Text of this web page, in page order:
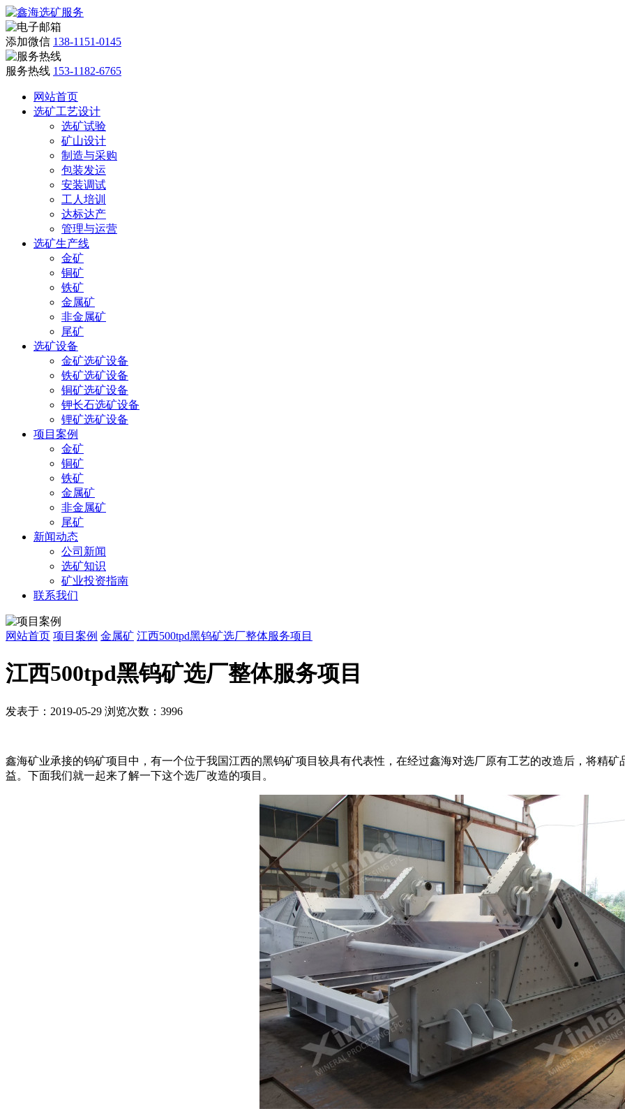
添加微信 138-1151-0145
服务热线 153-1182-6765
网站首页
选矿工艺设计
选矿试验
矿山设计
制造与采购
包装发运
安装调试
工人培训
达标达产
管理与运营
选矿生产线
金矿
铜矿
铁矿
金属矿
非金属矿
尾矿
选矿设备
金矿选矿设备
铁矿选矿设备
铜矿选矿设备
钾长石选矿设备
锂矿选矿设备
项目案例
金矿
铜矿
铁矿
金属矿
非金属矿
尾矿
新闻动态
公司新闻
选矿知识
矿业投资指南
联系我们
网站首页 项目案例 金属矿 江西500tpd黑钨矿选厂整体服务项目
江西500tpd黑钨矿选厂整体服务项目
发表于：2019-05-29 浏览次数：3996
鑫海矿业承接的钨矿项目中，有一个位于我国江西的黑钨矿项目较具有代表性，在经过鑫海对选厂原有工艺的改造后，将精矿
益。下面我们就一起来了解一下这个选厂改造的项目。